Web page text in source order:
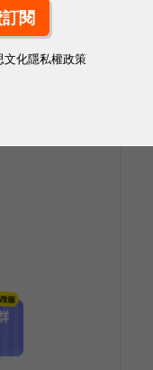
付款和
鼓勵
商務進
文化隱私權政策